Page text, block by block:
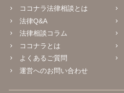
ココナラ法律相談とは
法律Q&A
法律相談コラム
ココナラとは
よくあるご質問
運営へのお問い合わせ